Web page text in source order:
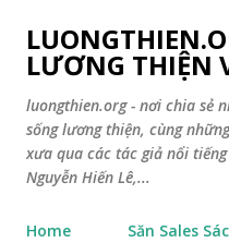
Chuyển
LƯƠNG THIỆN
luongthien.org - nơi chia sẻ
sống lương thiện, cùng
xưa qua các tác giả nổi
Nguyễn Hiến Lê,...
Home Săn Sales